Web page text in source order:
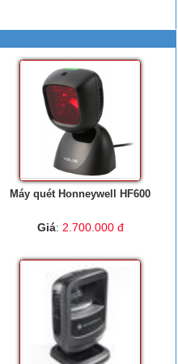
Máy quét Honneywell HF600
Giá: 2.700.000 đ